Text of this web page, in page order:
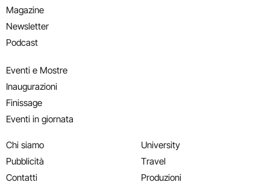
Magazine
Newsletter
Podcast
Eventi e Mostre
Inaugurazioni
Finissage
Eventi in giornata
Chi siamo
Pubblicità
Contatti
University
Travel
Produzioni